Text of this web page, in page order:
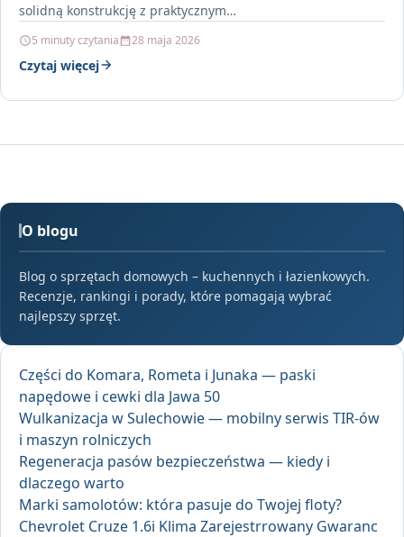
solidną konstrukcję z praktycznym…
5 minuty czytania 28 maja 2026
Czytaj więcej
O blogu
Blog o sprzętach domowych – kuchennych i łazienkowych.
Recenzje, rankingi i porady, które pomagają wybrać
najlepszy sprzęt.
Części do Komara, Rometa i Junaka — paski
napędowe i cewki dla Jawa 50
Wulkanizacja w Sulechowie — mobilny serwis TIR-ów
i maszyn rolniczych
Regeneracja pasów bezpieczeństwa — kiedy i
dlaczego warto
Marki samolotów: która pasuje do Twojej floty?
Chevrolet Cruze 1.6i Klima Zarejestrrowany Gwaranc